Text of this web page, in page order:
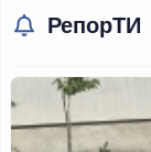
РепорТИ